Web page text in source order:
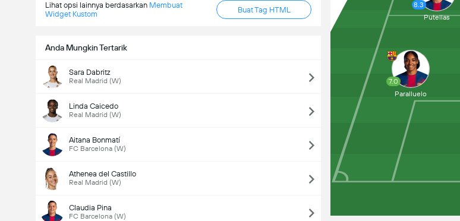
Lihat opsi lainnya berdasarkan Membuat
Widget Kustom
Buat Tag HTML
Anda Mungkin Tertarik
Sara Dabritz
Real Madrid (W)
Linda Caicedo
Real Madrid (W)
Aitana Bonmatí
FC Barcelona (W)
Athenea del Castillo
Real Madrid (W)
Claudia Pina
FC Barcelona (W)
7.0
Paralluelo
8.3
Putellas